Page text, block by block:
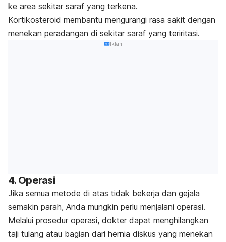
ke area sekitar saraf yang terkena.
Kortikosteroid membantu mengurangi rasa sakit dengan
menekan peradangan di sekitar saraf yang teriritasi.
Iklan
4. Operasi
Jika semua metode di atas tidak bekerja dan gejala
semakin parah, Anda mungkin perlu menjalani operasi.
Melalui prosedur operasi, dokter dapat menghilangkan
taji tulang atau bagian dari hernia diskus yang menekan